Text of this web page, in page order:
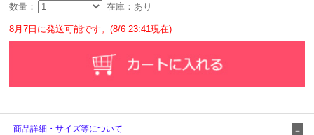
数量： 在庫：あり
8月7日に発送可能です。(8/6 23:41現在)
商品詳細・サイズ等について